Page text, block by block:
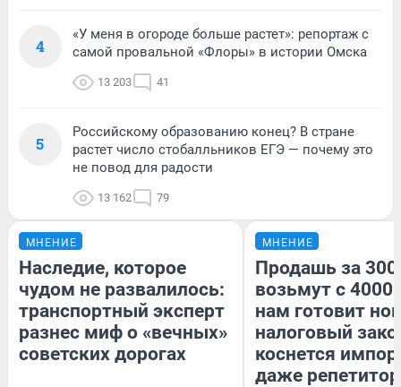
4
«У меня в огороде больше растет»: репортаж с
самой провальной «Флоры» в истории Омска
13 203 41
5
Российскому образованию конец? В стране
растет число стобалльников ЕГЭ — почему это
не повод для радости
13 162 79
МНЕНИЕ
Наследие, которое
чудом не развалилось:
транспортный эксперт
разнес миф о «вечных»
советских дорогах
МНЕНИЕ
Продашь за
возьмут с
нам готовит
налоговый
коснется
даже